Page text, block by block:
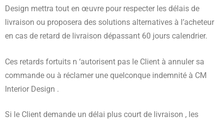
Design mettra tout en œuvre pour respecter les délais de
livraison ou proposera des solutions alternatives à l’acheteur
en cas de retard de livraison dépassant 60 jours calendrier.
Ces retards fortuits n ‘autorisent pas le Client à annuler sa
commande ou à réclamer une quelconque indemnité à CM
Interior Design .
Si le Client demande un délai plus court de livraison , les